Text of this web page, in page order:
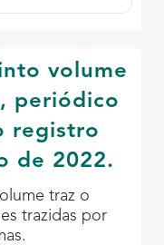
volume
periódico
registro
de 2022.
traz o
trazidas por